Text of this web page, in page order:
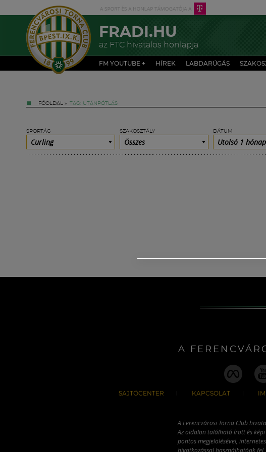
FRADI.HU
az FTC hivatalos honlapja
FM YOUTUBE + HÍREK LABDARÚGÁS
FŐOLDAL » TAG: UTÁNPÓTLÁS
SPORTÁG
Curling
SZAKOSZTÁLY
Összes
DÁTUM
Utolsó 1 hónap
A
SAJTÓCENTER KAPCSOLAT
A Ferencvárosi Torna Club
Az oldalon található írott és
pontos megjelölésével,
hivatkozással használhatóak fel.